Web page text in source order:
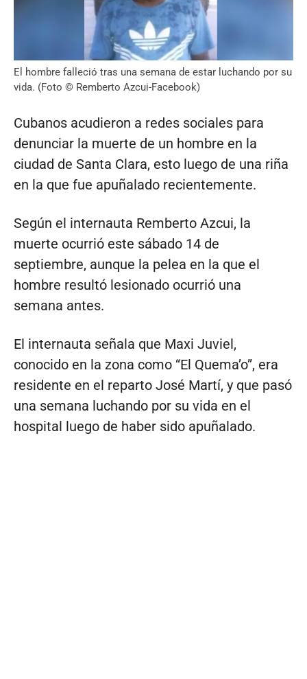
El hombre falleció tras una semana de estar luchando por su
vida. (Foto © Remberto Azcui-Facebook)
Cubanos acudieron a redes sociales para
denunciar la muerte de un hombre en la
ciudad de Santa Clara, esto luego de una riña
en la que fue apuñalado recientemente.
Según el internauta Remberto Azcui, la
muerte ocurrió este sábado 14 de
septiembre, aunque la pelea en la que el
hombre resultó lesionado ocurrió una
semana antes.
El internauta señala que Maxi Juviel,
conocido en la zona como “El Quema’o”, era
residente en el reparto José Martí, y que pasó
una semana luchando por su vida en el
hospital luego de haber sido apuñalado.